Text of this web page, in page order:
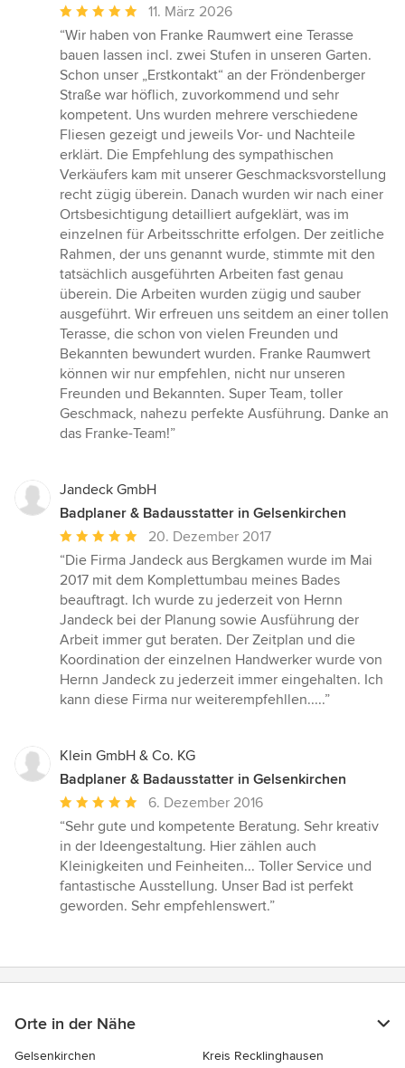
Durchschnittliche
Bewertung:
5
von
5
Sternen
11. März 2026
“Wir haben von Franke Raumwert eine Terasse
bauen lassen incl. zwei Stufen in unseren Garten.
Schon unser „Erstkontakt“ an der Fröndenberger
Straße war höflich, zuvorkommend und sehr
kompetent. Uns wurden mehrere verschiedene
Fliesen gezeigt und jeweils Vor- und Nachteile
erklärt. Die Empfehlung des sympathischen
Verkäufers kam mit unserer Geschmacksvorstellung
recht zügig überein. Danach wurden wir nach einer
Ortsbesichtigung detailliert aufgeklärt, was im
einzelnen für Arbeitsschritte erfolgen. Der zeitliche
Rahmen, der uns genannt wurde, stimmte mit den
tatsächlich ausgeführten Arbeiten fast genau
überein. Die Arbeiten wurden zügig und sauber
ausgeführt. Wir erfreuen uns seitdem an einer tollen
Terasse, die schon von vielen Freunden und
Bekannten bewundert wurden. Franke Raumwert
können wir nur empfehlen, nicht nur unseren
Freunden und Bekannten. Super Team, toller
Geschmack, nahezu perfekte Ausführung. Danke an
das Franke-Team!”
Jandeck GmbH
Badplaner & Badausstatter in Gelsenkirchen
Durchschnittliche
Bewertung:
5
von
5
Sternen
20. Dezember 2017
“Die Firma Jandeck aus Bergkamen wurde im Mai
2017 mit dem Komplettumbau meines Bades
beauftragt. Ich wurde zu jederzeit von Hernn
Jandeck bei der Planung sowie Ausführung der
Arbeit immer gut beraten. Der Zeitplan und die
Koordination der einzelnen Handwerker wurde von
Hernn Jandeck zu jederzeit immer eingehalten. Ich
kann diese Firma nur weiterempfehllen.....”
Klein GmbH & Co. KG
Badplaner & Badausstatter in Gelsenkirchen
Durchschnittliche
Bewertung:
5
von
5
Sternen
6. Dezember 2016
“Sehr gute und kompetente Beratung. Sehr kreativ
in der Ideengestaltung. Hier zählen auch
Kleinigkeiten und Feinheiten... Toller Service und
fantastische Ausstellung. Unser Bad ist perfekt
geworden. Sehr empfehlenswert.”
Orte in der Nähe
Gelsenkirchen
Kreis Recklinghausen